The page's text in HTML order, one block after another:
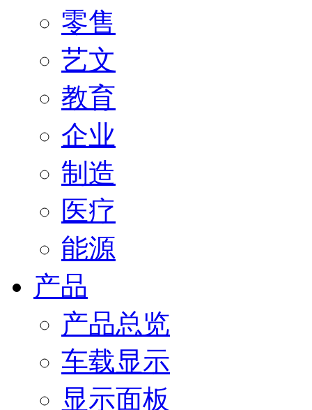
零售
艺文
教育
企业
制造
医疗
能源
产品
产品总览
车载显示
显示面板